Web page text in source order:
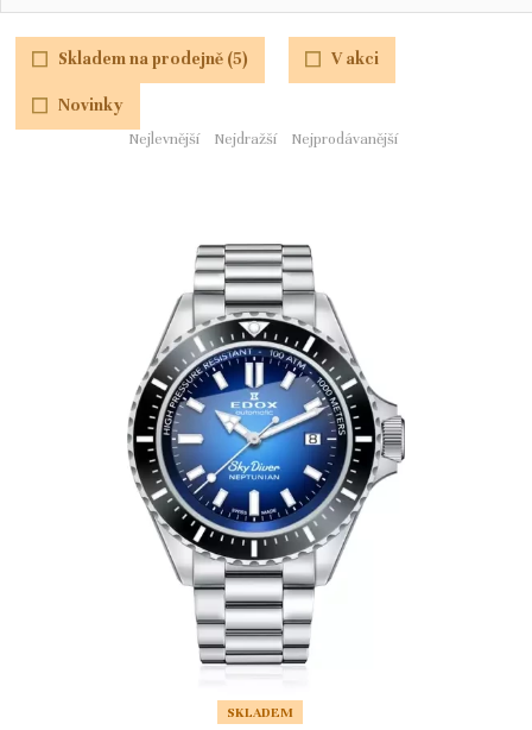
Skladem na prodejně (5) V akci
Novinky
Nejlevnější Nejdražší Nejprodávanější
SKLADEM